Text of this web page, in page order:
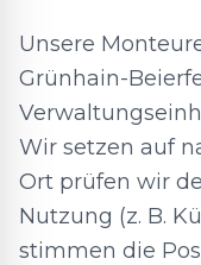
Unsere
Grünhain-
Wir setzen auf
Ort prüfen wir
Nutzung (z. B.
stimmen die